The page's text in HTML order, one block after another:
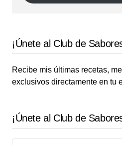
¡Únete al Club de
Recibe mis últimas recetas,
exclusivos directamente en tu
¡Únete al Club de